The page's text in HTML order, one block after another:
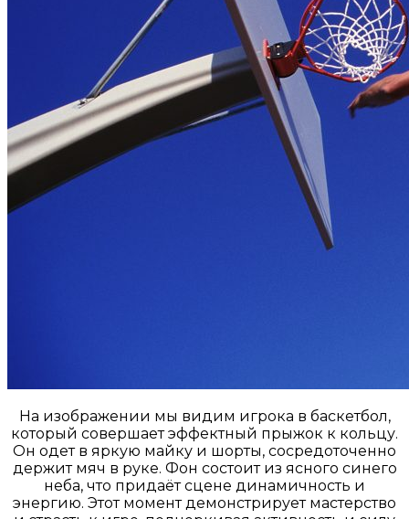
На изображении мы видим игрока в баскетбол,
который совершает эффектный прыжок к кольцу.
Он одет в яркую майку и шорты, сосредоточенно
держит мяч в руке. Фон состоит из ясного синего
неба, что придаёт сцене динамичность и
энергию. Этот момент демонстрирует мастерство